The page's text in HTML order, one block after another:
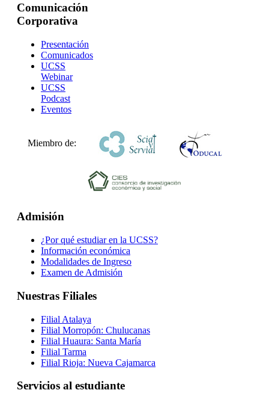
Comunicación
Corporativa
Presentación
Comunicados
UCSS
Webinar
UCSS
Podcast
Eventos
Miembro de:
Admisión
¿Por qué estudiar en la UCSS?
Información económica
Modalidades de Ingreso
Examen de Admisión
Nuestras Filiales
Filial Atalaya
Filial Morropón: Chulucanas
Filial Huaura: Santa María
Filial Tarma
Filial Rioja: Nueva Cajamarca
Servicios al estudiante